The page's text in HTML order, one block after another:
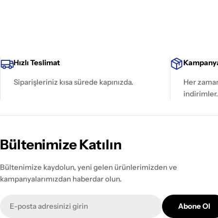
Hızlı Teslimat
Siparişleriniz kısa sürede kapınızda.
Her
indirimler.
Bültenimize Katılın
Bültenimize kaydolun, yeni gelen ürünlerimizden ve
kampanyalarımızdan haberdar olun.
posta
Abone Ol